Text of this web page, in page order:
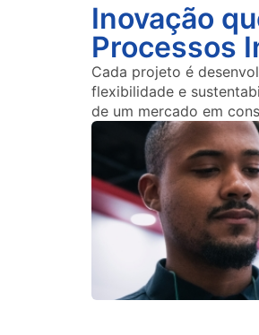
Inovação
Processos
Cada projeto é
flexibilidade e
de um mercado em